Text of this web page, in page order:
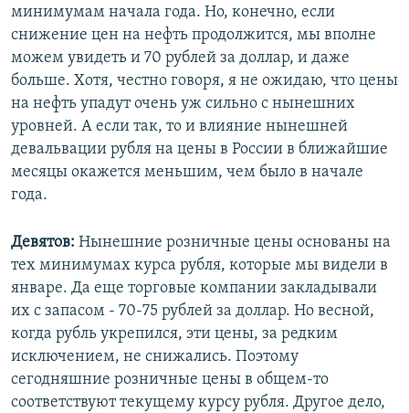
минимумам начала года. Но, конечно, если
снижение цен на нефть продолжится, мы вполне
можем увидеть и 70 рублей за доллар, и даже
больше. Хотя, честно говоря, я не ожидаю, что цены
на нефть упадут очень уж сильно с нынешних
уровней. А если так, то и влияние нынешней
девальвации рубля на цены в России в ближайшие
месяцы окажется меньшим, чем было в начале
года.
Девятов: Нынешние розничные цены основаны на
тех минимумах курса рубля, которые мы видели в
январе. Да еще торговые компании закладывали
их с запасом - 70-75 рублей за доллар. Но весной,
когда рубль укрепился, эти цены, за редким
исключением, не снижались. Поэтому
сегодняшние розничные цены в общем-то
соответствуют текущему курсу рубля. Другое дело,